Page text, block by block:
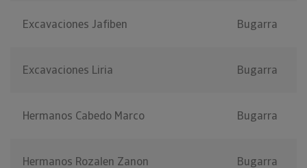
Excavaciones Jafiben Bugarra
Excavaciones Liria Bugarra
Hermanos Cabedo Marco Bugarra
Hermanos Rozalen Zanon Bugarra